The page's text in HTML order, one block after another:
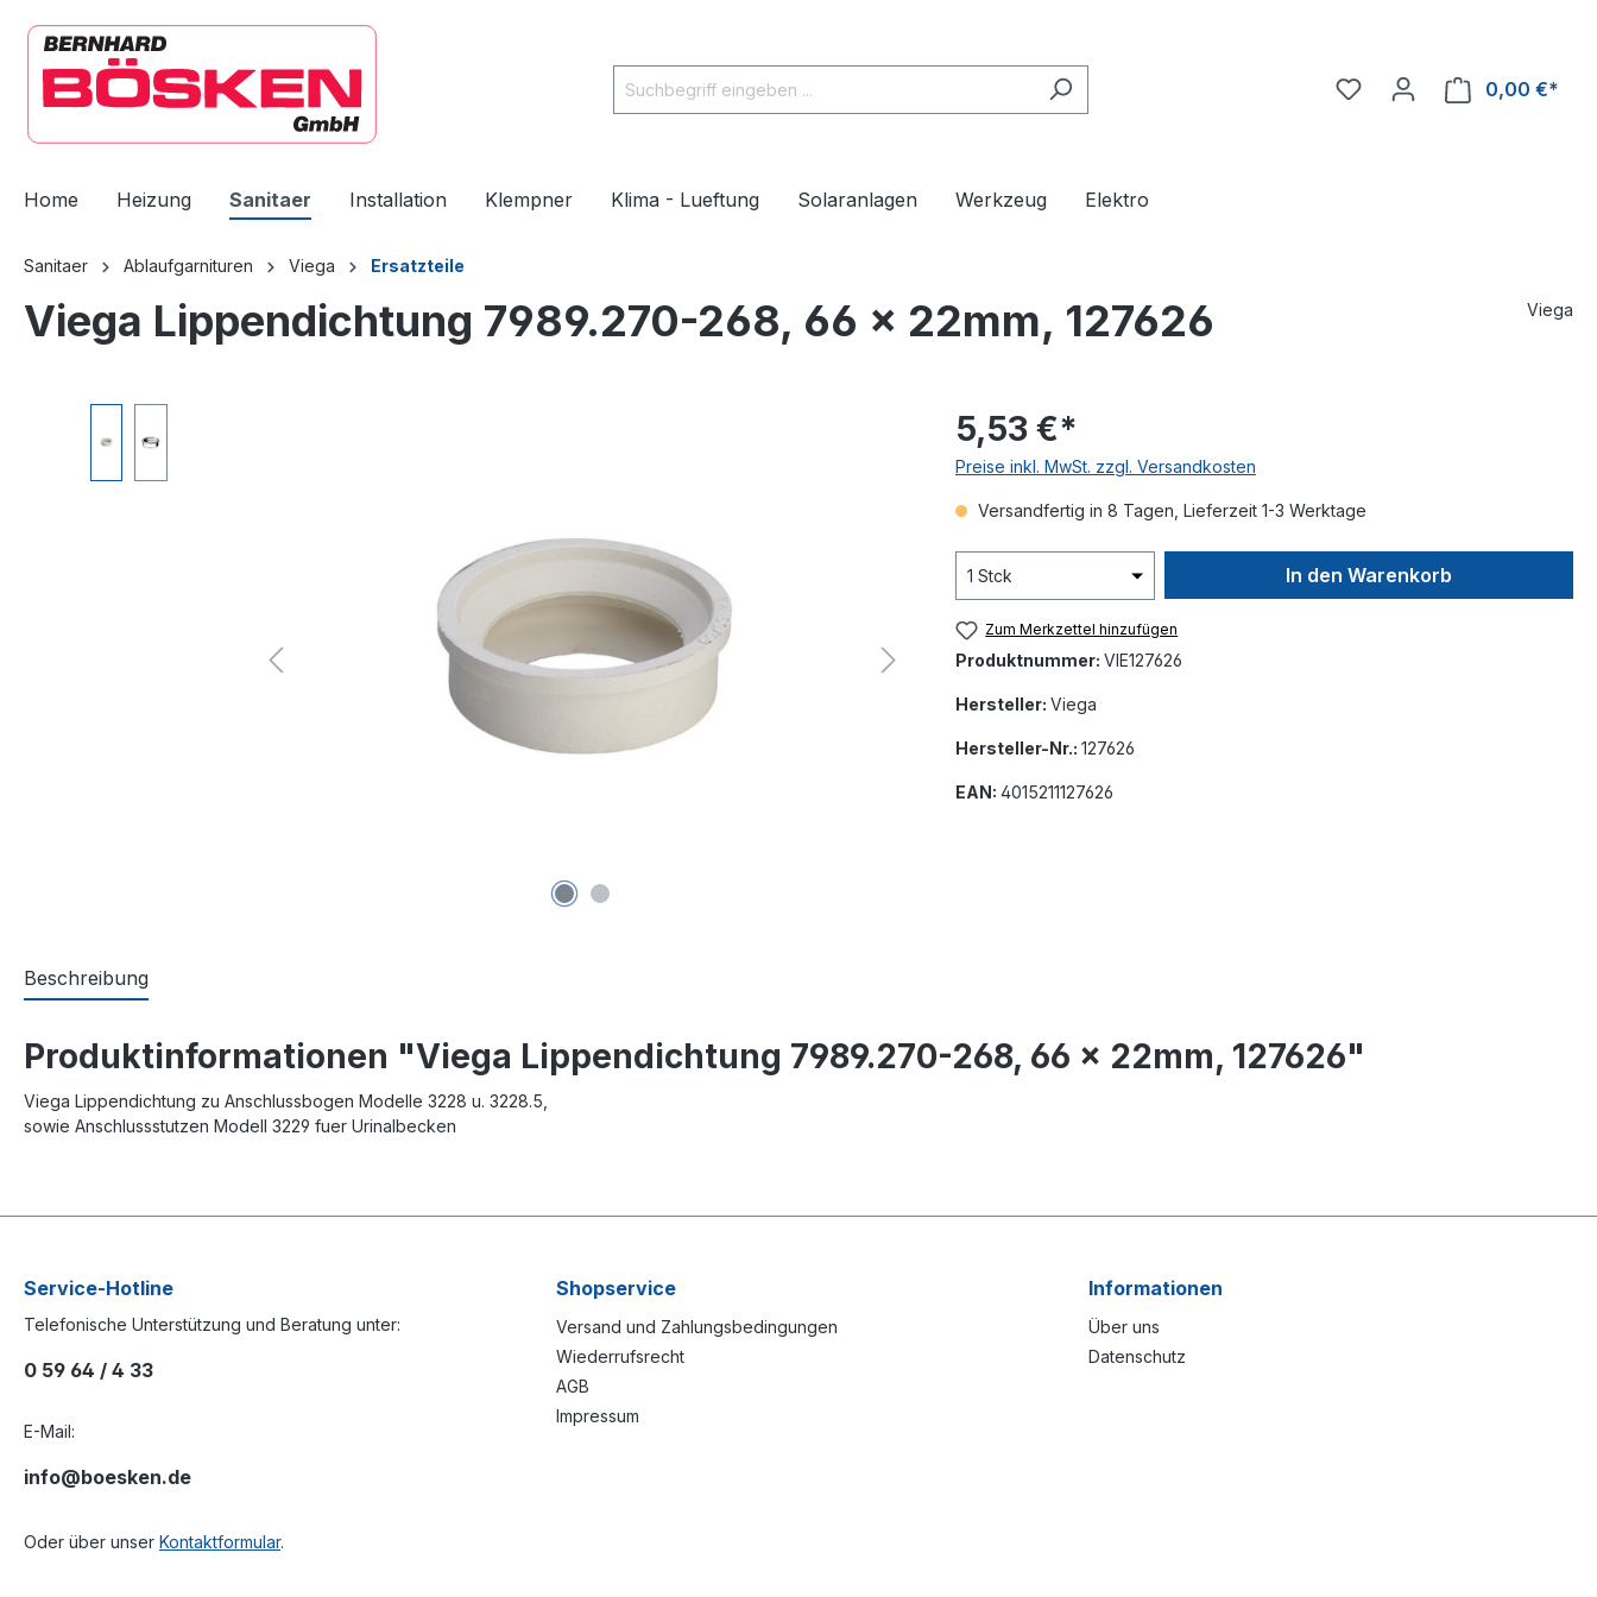
Zur Hauptnavigation springen
0,00 €*
Home Heizung Sanitaer Installation Klempner Klima - Lueftung Solaranlagen Werkzeug Elektro
Sanitaer Ablaufgarnituren Viega Ersatzteile
Viega Lippendichtung 7989.270-268, 66 x 22mm, 127626 Viega
5,53 €*
Preise inkl. MwSt. zzgl. Versandkosten
Versandfertig in 8 Tagen, Lieferzeit 1-3 Werktage
In den Warenkorb
Zum Merkzettel hinzufügen
Produktnummer: VIE127626
Hersteller: Viega
Hersteller-Nr.: 127626
EAN: 4015211127626
Beschreibung
Produktinformationen "Viega Lippendichtung 7989.270-268, 66 x 22mm, 127626"
Viega Lippendichtung zu Anschlussbogen Modelle 3228 u. 3228.5,
sowie Anschlussstutzen Modell 3229 fuer Urinalbecken
Service-Hotline
Telefonische Unterstützung und Beratung unter:
0 59 64 / 4 33
E-Mail:
info@boesken.de
Oder über unser Kontaktformular.
Shopservice
Versand und Zahlungsbedingungen
Wiederrufsrecht
AGB
Impressum
Informationen
Über uns
Datenschutz